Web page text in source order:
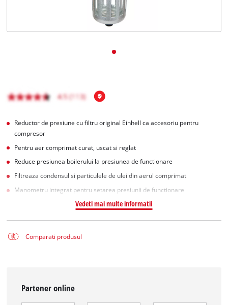
Reductor de presiune cu filtru original Einhell ca accesoriu pentru
compresor
Pentru aer comprimat curat, uscat si reglat
Reduce presiunea boilerului la presiunea de functionare
Filtreaza condensul si particulele de ulei din aerul comprimat
Manometru integrat pentru setarea presiunii de functionare
Vedeti mai multe informatii
Comparati produsul
Partener online